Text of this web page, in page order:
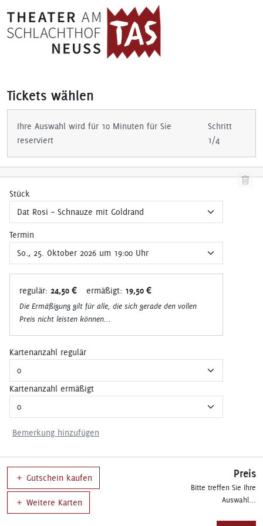
Tickets wählen
Ihre Auswahl wird für 10 Minuten für Sie
reserviert
Schritt
1/4
Stück
Termin
regulär: 24,50 € ermäßigt: 19,50 €
Die Ermäßigung gilt für alle, die sich gerade den vollen
Preis nicht leisten können...
Kartenanzahl regulär
Kartenanzahl ermäßigt
Bemerkung hinzufügen
Gutschein kaufen
Weitere Karten
Preis
Bitte treffen Sie Ihre
Auswahl...